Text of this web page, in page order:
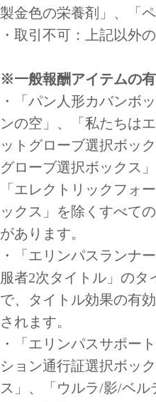
製金色の栄養剤」、「
・取引不可：上記以外
※一般報酬アイテムの
・「パン人形カバンボ
ンの空」、「私たちは
ットグローブ選択ボッ
グローブ選択ボックス
「エレクトリックフォ
ックス」を除くすべて
があります。
・「エリンパスランナ
服者2次タイトル」のタ
で、タイトル効果の有
されます。
・「エリンパスサポー
ション通行証選択ボッ
ス」、「ウルラ/影/ベ